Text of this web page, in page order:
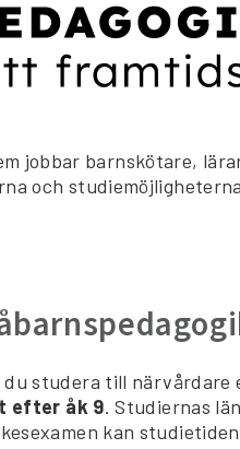
jobbar barnskötare,
och
du studera till närvårdare
efter åk 9. Studiernas
kan